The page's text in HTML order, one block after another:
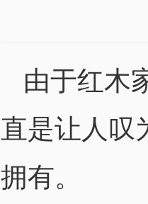
由于红木
直是让人叹
拥有。